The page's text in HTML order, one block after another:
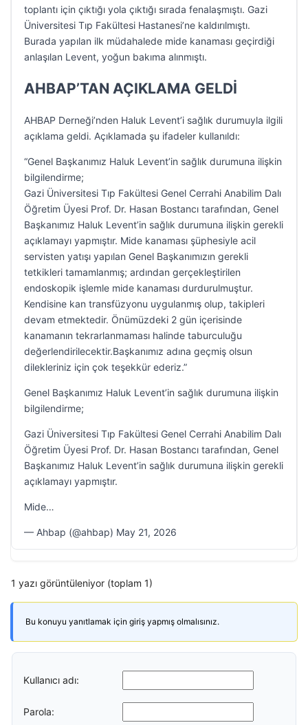
toplantı için çıktığı yola çıktığı sırada fenalaşmıştı. Gazi
Üniversitesi Tıp Fakültesi Hastanesi’ne kaldırılmıştı.
Burada yapılan ilk müdahalede mide kanaması geçirdiği
anlaşılan Levent, yoğun bakıma alınmıştı.
AHBAP’TAN AÇIKLAMA GELDİ
AHBAP Derneği’nden Haluk Levent’i sağlık durumuyla ilgili
açıklama geldi. Açıklamada şu ifadeler kullanıldı:
“Genel Başkanımız Haluk Levent’in sağlık durumuna ilişkin
bilgilendirme;
Gazi Üniversitesi Tıp Fakültesi Genel Cerrahi Anabilim Dalı
Öğretim Üyesi Prof. Dr. Hasan Bostancı tarafından, Genel
Başkanımız Haluk Levent’in sağlık durumuna ilişkin gerekli
açıklamayı yapmıştır. Mide kanaması şüphesiyle acil
servisten yatışı yapılan Genel Başkanımızın gerekli
tetkikleri tamamlanmış; ardından gerçekleştirilen
endoskopik işlemle mide kanaması durdurulmuştur.
Kendisine kan transfüzyonu uygulanmış olup, takipleri
devam etmektedir. Önümüzdeki 2 gün içerisinde
kanamanın tekrarlanmaması halinde taburculuğu
değerlendirilecektir.Başkanımız adına geçmiş olsun
dilekleriniz için çok teşekkür ederiz.”
Genel Başkanımız Haluk Levent’in sağlık durumuna ilişkin
bilgilendirme;
Gazi Üniversitesi Tıp Fakültesi Genel Cerrahi Anabilim Dalı
Öğretim Üyesi Prof. Dr. Hasan Bostancı tarafından, Genel
Başkanımız Haluk Levent’in sağlık durumuna ilişkin gerekli
açıklamayı yapmıştır.
Mide…
— Ahbap (@ahbap) May 21, 2026
1 yazı görüntüleniyor (toplam 1)
Bu konuyu yanıtlamak için giriş yapmış olmalısınız.
Kullanıcı adı:
Parola: